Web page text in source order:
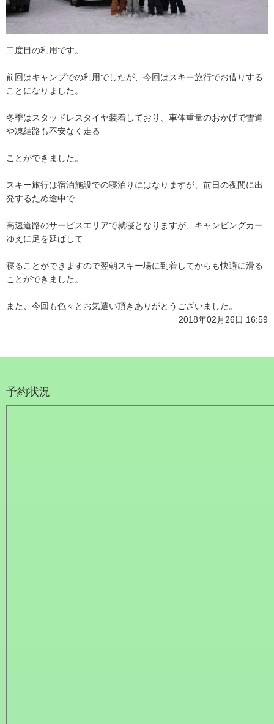
二度目の利用です。
前回はキャンプでの利用でしたが、 今回はスキー旅行でお借りする
ことになりました。
冬季はスタッドレスタイヤ装着しており、 車体重量のおかげで雪道
や凍結路も不安なく走る
ことができました 。
スキー旅行は宿泊施設での寝泊りにはなりますが、 前日の夜間に出
発するため途中で
高速道路のサービスエリアで就寝となりますが、 キャンピングカー
ゆえに足を延ばして
寝ることができますので翌朝スキー場に到着してからも快適に滑る
ことができました。
また、今回も色々とお気遣い頂きありがとうございました。
2018年02月26日 16:59
予約状況